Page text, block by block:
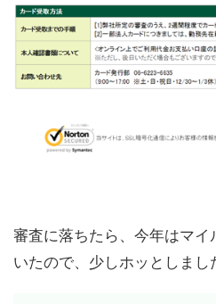
審査に落ちたら、今年はマイ
いたので、少しホッとしまし